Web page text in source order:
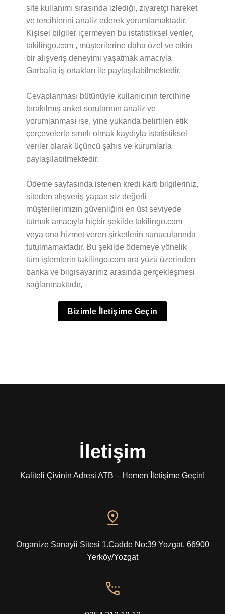
site kullanımı sırasında izlediği, ziyaretçi hareket
ve tercihlerini analiz ederek yorumlamaktadır.
Kişisel bilgiler içermeyen bu istatistiksel veriler,
takilingo.com , müşterilerine daha özel ve etkin
bir alışveriş deneyimi yaşatmak amacıyla
Garbalia iş ortakları ile paylaşılabilmektedir.
Cevaplanması bütünüyle kullanıcının tercihine
bırakılmış anket sorularının analiz ve
yorumlanması ise, yine yukarıda belirtilen etik
çerçevelerle sınırlı olmak kaydıyla istatistiksel
veriler olarak üçüncü şahıs ve kurumlarla
paylaşılabilmektedir.
Ödeme sayfasında istenen kredi kartı bilgileriniz,
siteden alışveriş yapan siz değerli
müşterilerimizin güvenliğini en üst seviyede
tutmak amacıyla hiçbir şekilde takilingo.com
veya ona hizmet veren şirketlerin sunucularında
tutulmamaktadır. Bu şekilde ödemeye yönelik
tüm işlemlerin takilingo.com ara yüzü üzerinden
banka ve bilgisayarınız arasında gerçekleşmesi
sağlanmaktadır,
Bizimle İletişime Geçin
İletişim
Kaliteli Çivinin Adresi ATB – Hemen İletişime Geçin!
Organize Sanayii Sitesi 1.Cadde No:39 Yozgat, 66900
Yerköy/Yozgat